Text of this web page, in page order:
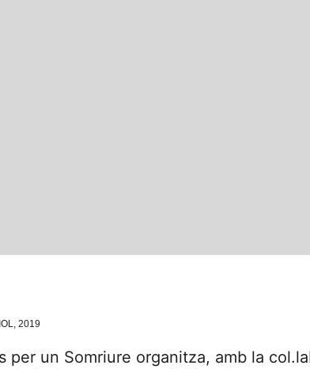
2019
per un Somriure organitza, amb la